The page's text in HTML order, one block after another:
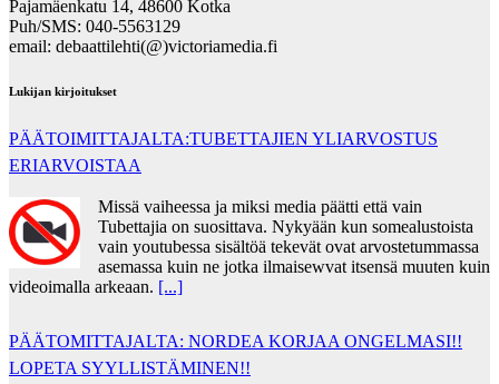
Pajamäenkatu 14, 48600 Kotka
Puh/SMS: 040-5563129
email: debaattilehti(@)victoriamedia.fi
Lukijan kirjoitukset
PÄÄTOIMITTAJALTA:TUBETTAJIEN YLIARVOSTUS
ERIARVOISTAA
Missä vaiheessa ja miksi media päätti että vain
Tubettajia on suosittava. Nykyään kun somealustoista
vain youtubessa sisältöä tekevät ovat arvostetummassa
asemassa kuin ne jotka ilmaisewvat itsensä muuten kuin
videoimalla arkeaan. [...]
PÄÄTOMITTAJALTA: NORDEA KORJAA ONGELMASI!!
LOPETA SYYLLISTÄMINEN!!